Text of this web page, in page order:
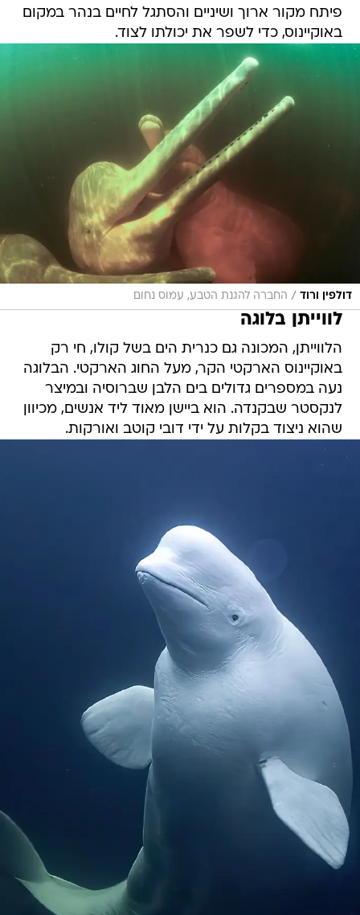
החברה להגנת הטבע, עמוס נחום
לווייתן בלוגה
הלווייתן, המכונה גם כנרית הים בשל קולו, חי רק
באוקיינוס הארקטי הקר, מעל החוג הארקטי. הבלוגה
נעה במספרים גדולים בים הלבן שברוסיה ובמיצר
לנקסטר שבקנדה. הוא ביישן מאוד ליד אנשים, מכיוון
שהוא ניצוד בקלות על ידי דובי קוטב ואורקות.